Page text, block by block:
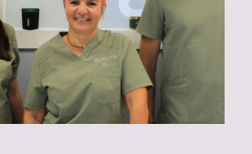
MÁXIMA
PRECISIÓN
EN
SAN
JUAN
(ALICANTE)